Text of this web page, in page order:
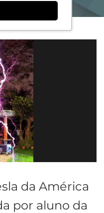
da América
por aluno da